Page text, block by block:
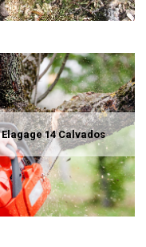
Elagage 14 Calvados